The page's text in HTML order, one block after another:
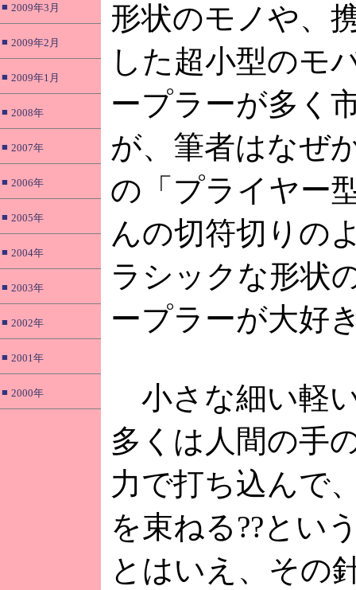
■ 2009年3月
■ 2009年2月
■ 2009年1月
■ 2008年
■ 2007年
■ 2006年
■ 2005年
■ 2004年
■ 2003年
■ 2002年
■ 2001年
■ 2000年
形状のモノや、
した超小型のモ
ープラーが多く
が、筆者はなぜ
の「プライヤー
んの切符切りの
ラシックな形状
ープラーが大好
小さな細い軽
多くは人間の手
力で打ち込んで
を束ねる??とい
とはいえ、その